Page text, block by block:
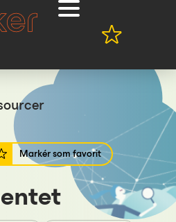
Markér som favorit